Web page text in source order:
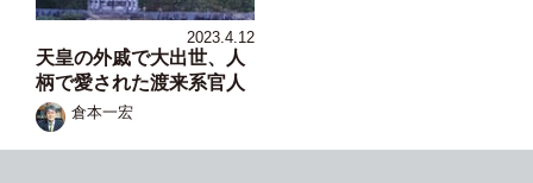
2023.4.12
天皇の外戚で大出世、人
柄で愛された渡来系官人
倉本一宏